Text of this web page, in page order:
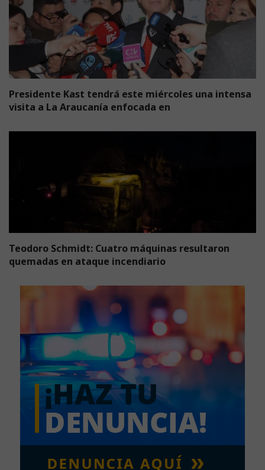
Presidente Kast tendrá este miércoles una intensa
visita a La Araucanía enfocada en
Teodoro Schmidt: Cuatro máquinas resultaron
quemadas en ataque incendiario